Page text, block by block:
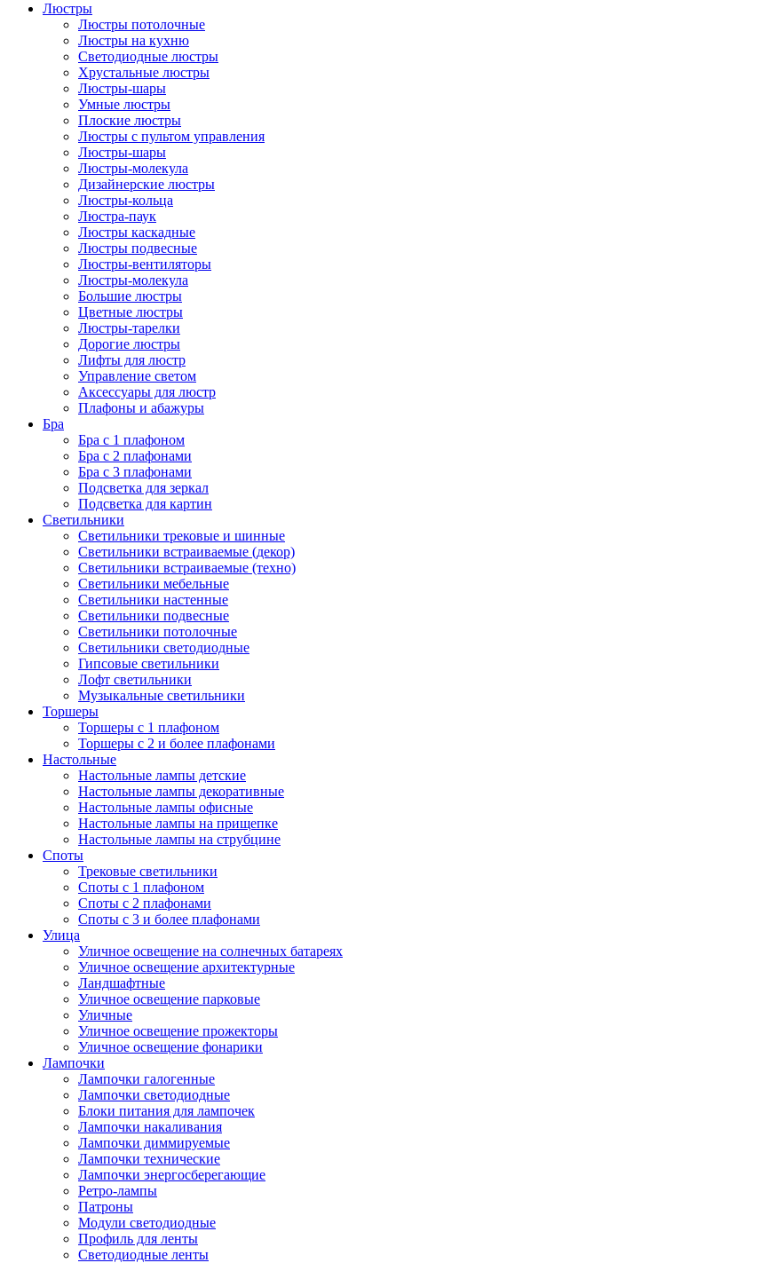
Люстры
Люстры потолочные
Люстры на кухню
Светодиодные люстры
Хрустальные люстры
Люстры-шары
Умные люстры
Плоские люстры
Люстры с пультом управления
Люстры-шары
Люстры-молекула
Дизайнерские люстры
Люстры-кольца
Люстра-паук
Люстры каскадные
Люстры подвесные
Люстры-вентиляторы
Люстры-молекула
Большие люстры
Цветные люстры
Люстры-тарелки
Дорогие люстры
Лифты для люстр
Управление светом
Аксессуары для люстр
Плафоны и абажуры
Бра
Бра с 1 плафоном
Бра с 2 плафонами
Бра с 3 плафонами
Подсветка для зеркал
Подсветка для картин
Светильники
Светильники трековые и шинные
Светильники встраиваемые (декор)
Светильники встраиваемые (техно)
Светильники мебельные
Светильники настенные
Светильники подвесные
Светильники потолочные
Светильники светодиодные
Гипсовые светильники
Лофт светильники
Музыкальные светильники
Торшеры
Торшеры с 1 плафоном
Торшеры с 2 и более плафонами
Настольные
Настольные лампы детские
Настольные лампы декоративные
Настольные лампы офисные
Настольные лампы на прищепке
Настольные лампы на струбцине
Споты
Трековые светильники
Споты с 1 плафоном
Споты с 2 плафонами
Споты с 3 и более плафонами
Улица
Уличное освещение на солнечных батареях
Уличное освещение архитектурные
Ландшафтные
Уличное освещение парковые
Уличные
Уличное освещение прожекторы
Уличное освещение фонарики
Лампочки
Лампочки галогенные
Лампочки светодиодные
Блоки питания для лампочек
Лампочки накаливания
Лампочки диммируемые
Лампочки технические
Лампочки энергосберегающие
Ретро-лампы
Патроны
Модули светодиодные
Профиль для ленты
Светодиодные ленты